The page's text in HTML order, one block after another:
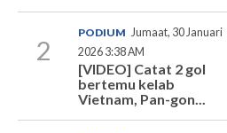
2
PODIUM Jumaat, 30 Januari
2026 3:38 AM
[VIDEO] Catat 2 gol
bertemu kelab
Vietnam, Pan-gon...